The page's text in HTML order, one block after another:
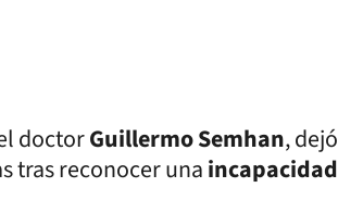
doctorGuillermo Semhan, dejó
tras reconocer unaincapacidad